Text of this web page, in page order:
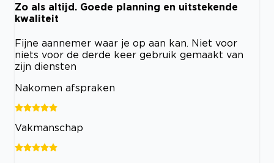
Zo als altijd. Goede planning en uitstekende
kwaliteit
Fijne aannemer waar je op aan kan. Niet voor
niets voor de derde keer gebruik gemaakt van
zijn diensten
Nakomen afspraken
Vakmanschap